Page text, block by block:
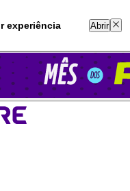
experiência Abrir